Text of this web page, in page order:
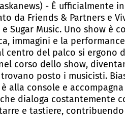
- È ufficialmente
da Friends & Partners e
Sugar Music. Uno show è
immagini e la
centro del palco si ergono
corso dello show,
posto i musicisti.
alla console e
dialoga costantemente
e tastiere,